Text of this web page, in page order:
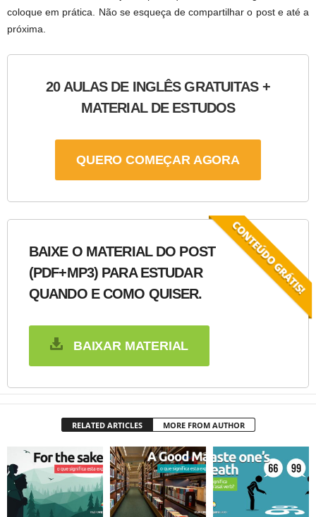
coloque em prática. Não se esqueça de compartilhar o post e até a
próxima.
20 AULAS DE INGLÊS GRATUITAS +
MATERIAL DE ESTUDOS
QUERO COMEÇAR AGORA
BAIXE O MATERIAL DO POST
(PDF+MP3) PARA ESTUDAR
QUANDO E COMO QUISER.
BAIXAR MATERIAL
RELATED ARTICLES MORE FROM AUTHOR